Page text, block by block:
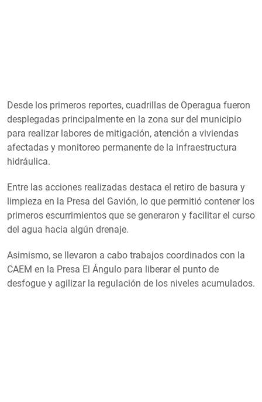
Desde los primeros reportes, cuadrillas de Operagua fueron
desplegadas principalmente en la zona sur del municipio
para realizar labores de mitigación, atención a viviendas
afectadas y monitoreo permanente de la infraestructura
hidráulica.
Entre las acciones realizadas destaca el retiro de basura y
limpieza en la Presa del Gavión, lo que permitió contener los
primeros escurrimientos que se generaron y facilitar el curso
del agua hacia algún drenaje.
Asimismo, se llevaron a cabo trabajos coordinados con la
CAEM en la Presa El Ángulo para liberar el punto de
desfogue y agilizar la regulación de los niveles acumulados.